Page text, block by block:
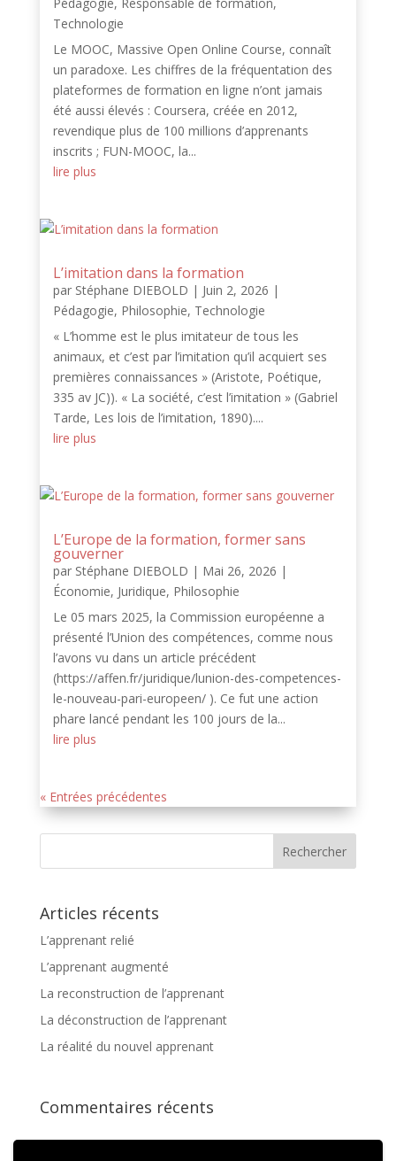
Technologie
Le MOOC, Massive Open Online Course, connaît
un paradoxe. Les chiffres de la fréquentation des
plateformes de formation en ligne n’ont jamais
été aussi élevés : Coursera, créée en 2012,
revendique plus de 100 millions d’apprenants
inscrits ; FUN-MOOC, la...
lire plus
L’imitation dans la formation
par Stéphane DIEBOLD | Juin 2, 2026 |
Pédagogie, Philosophie, Technologie
« L’homme est le plus imitateur de tous les
animaux, et c’est par l’imitation qu’il acquiert ses
premières connaissances » (Aristote, Poétique,
335 av JC)). « La société, c’est l’imitation » (Gabriel
Tarde, Les lois de l’imitation, 1890)....
lire plus
L’Europe de la formation, former sans
gouverner
par Stéphane DIEBOLD | Mai 26, 2026 |
Économie, Juridique, Philosophie
Le 05 mars 2025, la Commission européenne a
présenté l’Union des compétences, comme nous
l’avons vu dans un article précédent
(https://affen.fr/juridique/lunion-des-competences-
le-nouveau-pari-europeen/ ). Ce fut une action
phare lancé pendant les 100 jours de la...
lire plus
« Entrées précédentes
Articles récents
L’apprenant relié
L’apprenant augmenté
La reconstruction de l’apprenant
La déconstruction de l’apprenant
La réalité du nouvel apprenant
Commentaires récents